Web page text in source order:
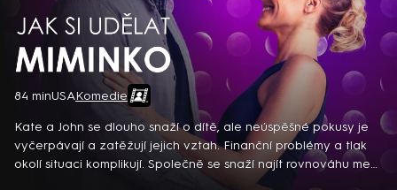
Jak si udělat miminko
84 minUSAKomedie
Kate a John se dlouho snaží o dítě, ale neúspěšné pokusy je
vyčerpávají a zatěžují jejich vztah. Finanční problémy a tlak
okolí situaci komplikují. Společně se snaží najít rovnováhu mezi
snahou o potomka a budováním společné budoucnosti...
Detektiv Karl Alberg přijíždí do přímořského městečka Gibsons,
aby zde převzal vedení místní policie a začal nový život po
bolestivém rozvodu. Společně se svým týmem odhaluje temná
tajemství, která narušují poklidnou atmosféru komunity a
současně se snaží zvládnout komplikovaný vztah s dospívající
8 epizod